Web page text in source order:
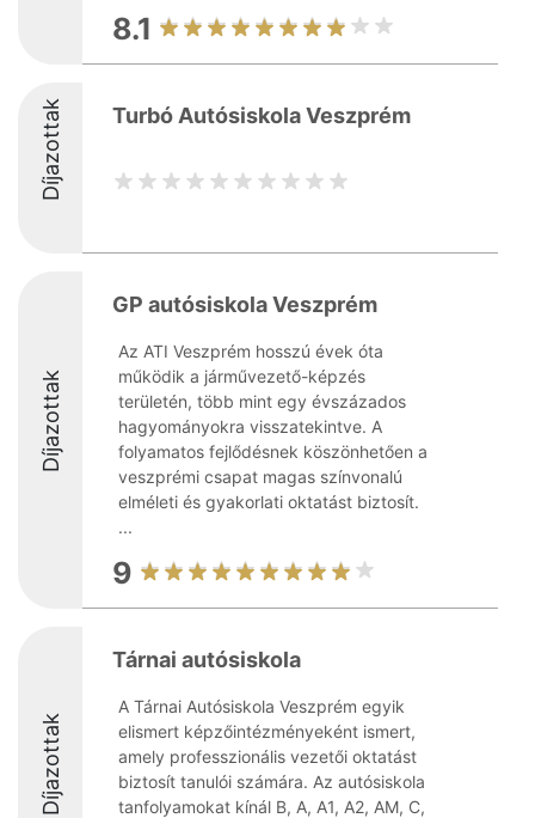
8.1
Díjazottak Turbó Autósiskola Veszprém
Díjazottak
GP autósiskola Veszprém
Az ATI Veszprém hosszú évek óta
működik a járművezető-képzés
területén, több mint egy évszázados
hagyományokra visszatekintve. A
folyamatos fejlődésnek köszönhetően a
veszprémi csapat magas színvonalú
elméleti és gyakorlati oktatást biztosít.
...
9
Díjazottak
Tárnai autósiskola
A Tárnai Autósiskola Veszprém egyik
elismert képzőintézményeként ismert,
amely professzionális vezetői oktatást
biztosít tanulói számára. Az autósiskola
tanfolyamokat kínál B, A, A1, A2, AM, C,